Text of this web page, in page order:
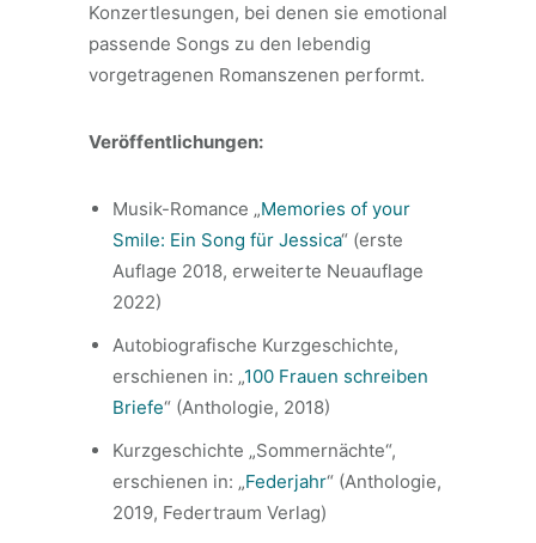
Konzertlesungen, bei denen sie emotional
passende Songs zu den lebendig
vorgetragenen Romanszenen performt.
Veröffentlichungen:
Musik-Romance „Memories of your
Smile: Ein Song für Jessica“ (erste
Auflage 2018, erweiterte Neuauflage
2022)
Autobiografische Kurzgeschichte,
erschienen in: „100 Frauen schreiben
Briefe“ (Anthologie, 2018)
Kurzgeschichte „Sommernächte“,
erschienen in: „Federjahr“ (Anthologie,
2019, Federtraum Verlag)